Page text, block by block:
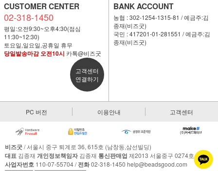
CUSTOMER CENTER
02-318-1450
평일:오전9:30~오후4:30(점심
11:30~12:30)
토요일,일요일,공휴일 휴무
당일발송마감 오전10시 카톡@비즈굿
고객센터
연결하기
BANK ACCOUNT
농협 : 302-1254-1315-81 / 예금주:김
종재(비즈굿)
국민 : 417201-01-281551 / 예금주:김
종재(비즈굿)
PC 버전 이용안내 고객센터
비즈굿/ 서울시 중구 퇴계로 36, 615호 (남창동,삼선빌딩)
대표 김종재 개인정보책임자김종재 통신판매업 제2013 서울중구 0274호
사업자번호 110-07-55704 /전화02-318-1450 help@beadsgood.com